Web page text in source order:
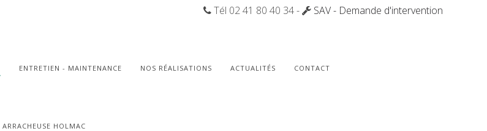
Tél 02 41 80 40 34 - SAV - Demande d'intervention
ENTRETIEN - MAINTENANCE NOS RÉALISATIONS ACTUALITÉS CONTACT
ARRACHEUSE HOLMAC